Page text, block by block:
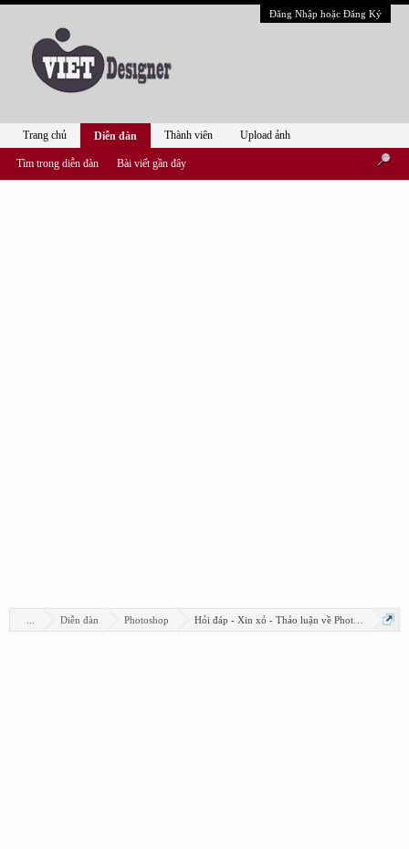
Đăng Nhập hoặc Đăng Ký
Diễn đàn Photoshop Hỏi đáp - Xin xỏ - Thảo luận về Photoshop
Trang chủ Diễn đàn
Tìm trong diễn đàn Bài viết gần đây
Thành viên Upload ảnh